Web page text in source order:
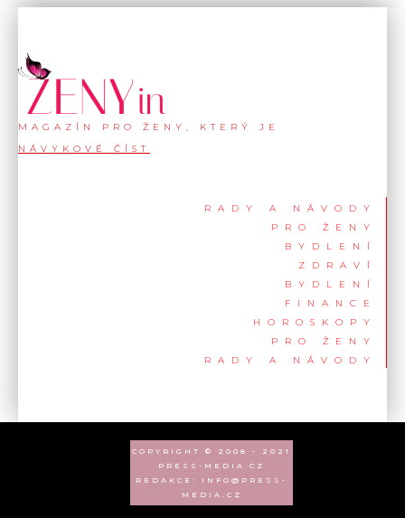
MAGAZÍN PRO ŽENY, KTERÝ JE
NÁVYKOVÉ ČÍST
RADY A NÁVODY
PRO ŽENY
BYDLENÍ
ZDRAVÍ
BYDLENÍ
FINANCE
HOROSKOPY
PRO ŽENY
RADY A NÁVODY
COPYRIGHT © 2008 - 2021
PRESS-MEDIA.CZ
REDAKCE: INFO@PRESS-
MEDIA.CZ